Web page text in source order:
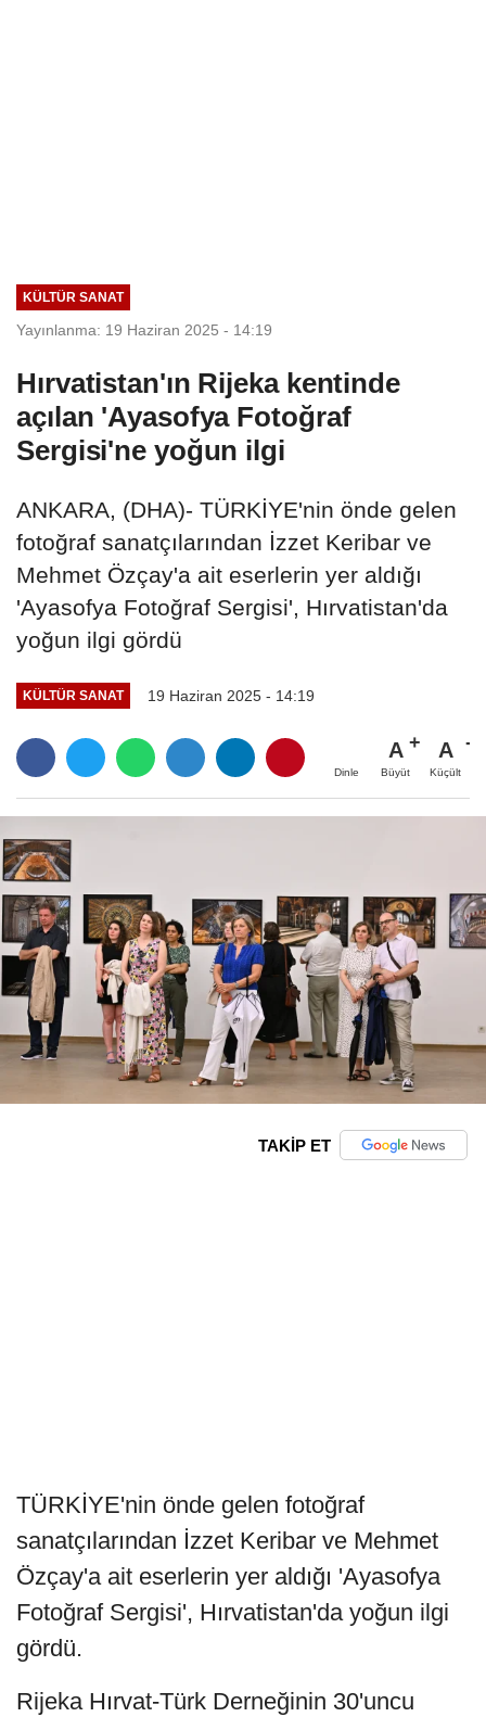
KÜLTÜR SANAT
Yayınlanma: 19 Haziran 2025 - 14:19
Hırvatistan'ın Rijeka kentinde
açılan 'Ayasofya Fotoğraf
Sergisi'ne yoğun ilgi
ANKARA, (DHA)- TÜRKİYE'nin önde gelen
fotoğraf sanatçılarından İzzet Keribar ve
Mehmet Özçay'a ait eserlerin yer aldığı
'Ayasofya Fotoğraf Sergisi', Hırvatistan'da
yoğun ilgi gördü
KÜLTÜR SANAT 19 Haziran 2025 - 14:19
Dinle
A
Büyüt
A
Küçült
TAKİP ET
TÜRKİYE'nin önde gelen fotoğraf
sanatçılarından İzzet Keribar ve Mehmet
Özçay'a ait eserlerin yer aldığı 'Ayasofya
Fotoğraf Sergisi', Hırvatistan'da yoğun ilgi
gördü.
Rijeka Hırvat-Türk Derneğinin 30'uncu